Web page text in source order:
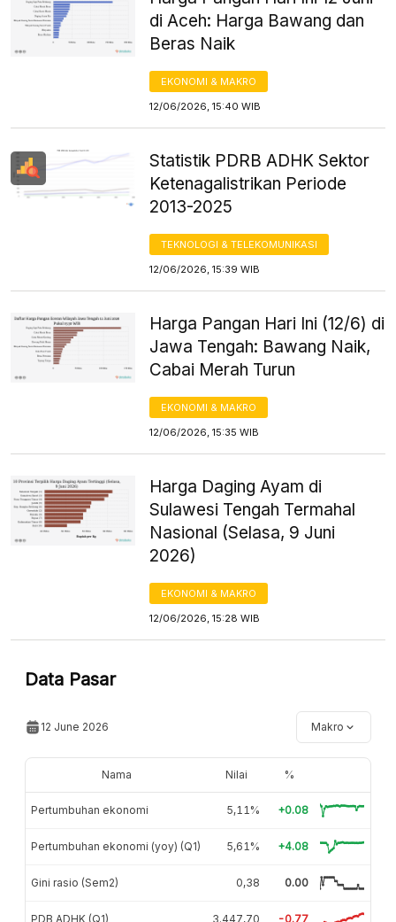
di Aceh: Harga Bawang dan
Beras Naik
EKONOMI & MAKRO
12/06/2026, 15:40 WIB
Statistik PDRB ADHK Sektor
Ketenagalistrikan Periode
2013-2025
TEKNOLOGI & TELEKOMUNIKASI
12/06/2026, 15:39 WIB
Harga Pangan Hari Ini (12/6) di
Jawa Tengah: Bawang Naik,
Cabai Merah Turun
EKONOMI & MAKRO
12/06/2026, 15:35 WIB
Harga Daging Ayam di
Sulawesi Tengah Termahal
Nasional (Selasa, 9 Juni
2026)
EKONOMI & MAKRO
12/06/2026, 15:28 WIB
Data Pasar
12 June 2026 Makro
Nama Nilai %
Pertumbuhan ekonomi 5,11% +0.08
Pertumbuhan ekonomi (yoy) (Q1) 5,61% +4.08
Gini rasio (Sem2) 0,38 0.00
PDB ADHK (Q1) 3.447,70 -0.77